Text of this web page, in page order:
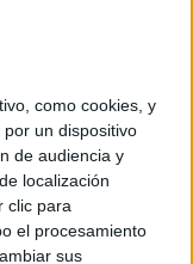
como cookies, y
un dispositivo
de audiencia y
localización
clic para
el procesamiento
sus